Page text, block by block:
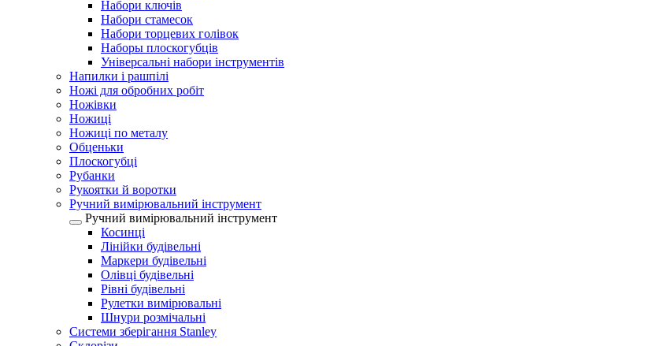
Набори ключів
Набори стамесок
Набори торцевих голівок
Наборы плоскогубців
Універсальні набори інструментів
Напилки і рашпілі
Ножі для обробних робіт
Ножівки
Ножиці
Ножиці по металу
Обценьки
Плоскогубці
Рубанки
Рукоятки й воротки
Ручний вимірювальний інструмент
Ручний вимірювальний інструмент
Косинці
Лінійки будівельні
Маркери будівельні
Олівці будівельні
Рівні будівельні
Рулетки вимірювальні
Шнури розмічальні
Системи зберігання Stanley